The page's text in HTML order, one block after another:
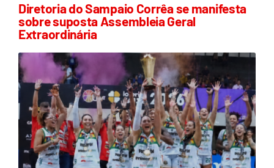
Diretoria do Sampaio Corrêa se manifesta
sobre suposta Assembleia Geral
Extraordinária